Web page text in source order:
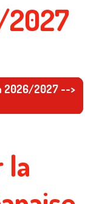
2027
2026/2027 -->
la